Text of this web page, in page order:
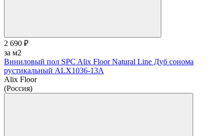
2 690 ₽
за м2
Виниловый пол SPC Alix Floor Natural Line Дуб сонома
рустикальный ALX1036-13A
Alix Floor
(Россия)